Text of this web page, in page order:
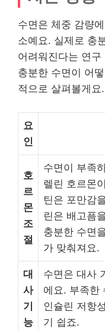
수면은 체중 감량
소예요. 실제로 충
어려워진다는 연구
충분한 수면이 어
적으로 살펴볼게요.
요
인
호
르
몬
조
절
수면이 부족
렐린 호르몬
틴은 포만감
린은 배고픔
충분한 수면
가 맞춰져요.
대
사
기
능
수면은 대사
에요. 부족한
인슐린 저항
기 쉽죠.